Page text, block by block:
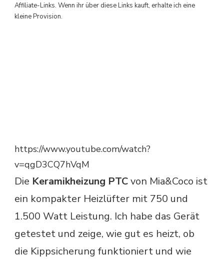
Affiliate-Links. Wenn ihr über diese Links kauft, erhalte ich eine
kleine Provision.
https://www.youtube.com/watch?
v=qgD3CQ7hVqM
Die Keramikheizung PTCvon Mia&Coco ist
ein kompakter Heizlüfter mit 750 und
1.500 Watt Leistung. Ich habe das Gerät
getestet und zeige, wie gut es heizt, ob
die Kippsicherung funktioniert und wie